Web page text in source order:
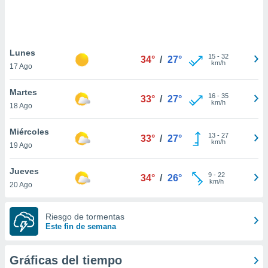
únicos
similares
como
sitio
de
posible
traten tus
en
Para
su
Lunes
17 Ago
34° / 27° 15- 32
km/h
Martes
18 Ago
33° / 27° 16- 35
km/h
Miércoles
19 Ago
33° / 27° 13- 27
km/h
Jueves
20 Ago
34° / 26° 9- 22
km/h
Riesgo de tormentas
Este fin de semana
Gráficas del tiempo